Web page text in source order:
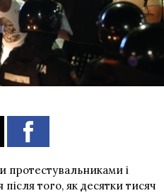
протестувальниками і
того, як десятки тисяч